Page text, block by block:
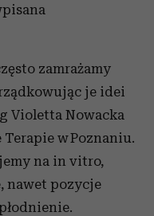
zamrażamy
je idei
Violetta Nowacka
w Poznaniu.
na in vitro,
nawet pozycje